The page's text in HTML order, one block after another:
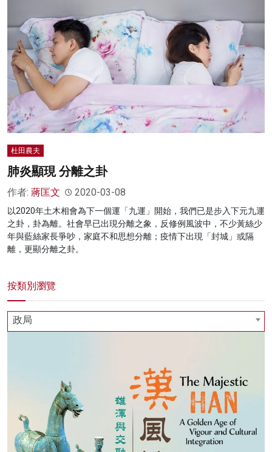
杜田農夫
肺炎顯現 分離之卦
作者: 蔣匡文 2020-03-08
以2020年土木相會為下一個運「九運」開始，我們已是步入下元九運
之卦，卦為離。社會早已出現分離之象，反修例風波中，不少黃絲少
年與藍絲家長爭吵，家庭不和思想分離；疫情下出現「封城」或隔
離，更顯分離之卦。
按類別瀏覽
政局